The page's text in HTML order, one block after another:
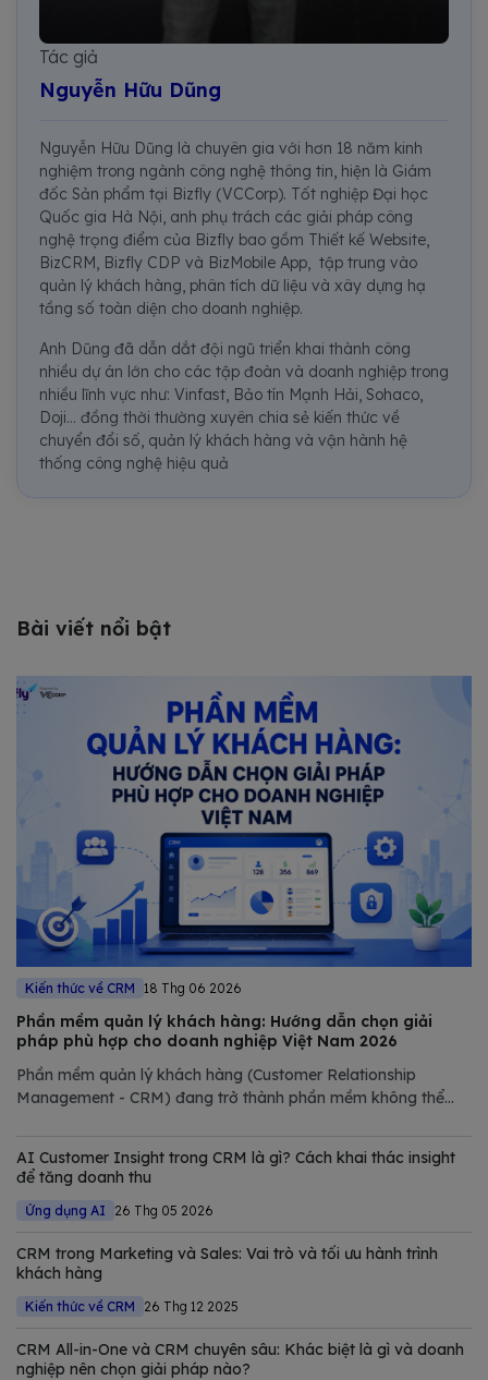
Tác giả
Nguyễn Hữu Dũng
Nguyễn Hữu Dũng là chuyên gia với hơn 18 năm kinh
nghiệm trong ngành công nghệ thông tin, hiện là Giám
đốc Sản phẩm tại Bizfly (VCCorp). Tốt nghiệp Đại học
Quốc gia Hà Nội, anh phụ trách các giải pháp công
nghệ trọng điểm của Bizfly bao gồm Thiết kế Website,
BizCRM, Bizfly CDP và BizMobile App, tập trung vào
quản lý khách hàng, phân tích dữ liệu và xây dựng hạ
tầng số toàn diện cho doanh nghiệp.
Anh Dũng đã dẫn dắt đội ngũ triển khai thành công
nhiều dự án lớn cho các tập đoàn và doanh nghiệp trong
nhiều lĩnh vực như: Vinfast, Bảo tín Mạnh Hải, Sohaco,
Doji... đồng thời thường xuyên chia sẻ kiến thức về
chuyển đổi số, quản lý khách hàng và vận hành hệ
thống công nghệ hiệu quả
Bài viết nổi bật
Kiến thức về CRM 18 Thg 06 2026
Phần mềm quản lý khách hàng: Hướng dẫn chọn giải
pháp phù hợp cho doanh nghiệp Việt Nam 2026
Phần mềm quản lý khách hàng (Customer Relationship
Management - CRM) đang trở thành phần mềm không thể
Trong bài viết này, Bizfly tổng hợp và phân tích chi tiết các
giải pháp CRM tốt nhất
AI Customer Insight trong CRM là gì? Cách khai thác insight
để tăng doanh thu
Ứng dụng AI 26 Thg 05 2026
CRM trong Marketing và Sales: Vai trò và tối ưu hành trình
khách hàng
Kiến thức về CRM 26 Thg 12 2025
CRM All-in-One và CRM chuyên sâu: Khác biệt là gì và doanh
nghiệp nên chọn giải pháp nào?